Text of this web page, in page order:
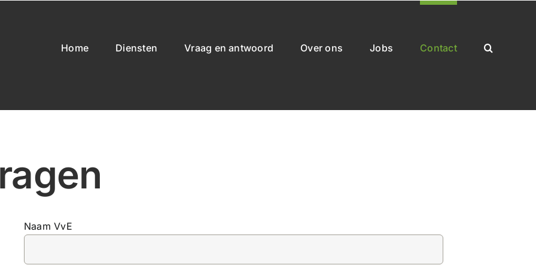
Home Diensten Vraag en antwoord Over ons Jobs Contact
Naam VvE